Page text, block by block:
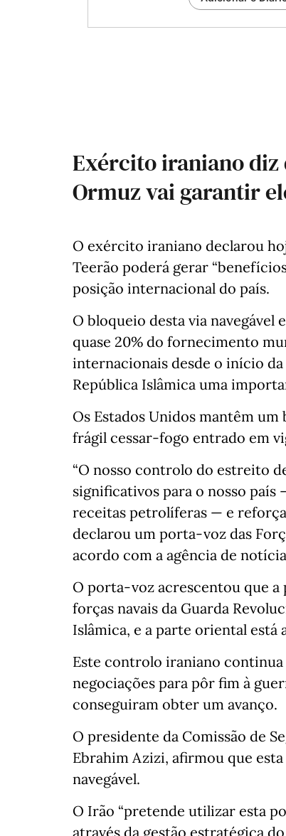
Exército iraniano
Ormuz vai garantir
O exército iraniano declarou
Teerão poderá gerar
posição internacional do país.
O bloqueio desta via
quase 20% do fornecimento
internacionais desde o início
República Islâmica uma
Os Estados Unidos mantêm
frágil cessar-fogo entrado em
“O nosso controlo do estreito
significativos para o nosso país
receitas petrolíferas — e
declarou um porta-voz das
acordo com a agência de
O porta-voz acrescentou que
forças navais da Guarda
Islâmica, e a parte oriental está
Este controlo iraniano
negociações para pôr fim à
conseguiram obter um avanço.
O presidente da Comissão de
Ebrahim Azizi, afirmou que
navegável.
O Irão “pretende utilizar esta
através da gestão estratégica